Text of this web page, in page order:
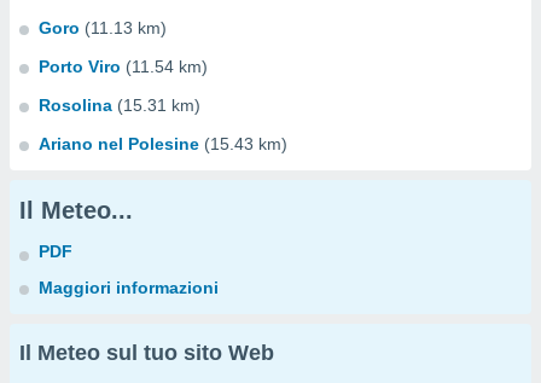
Goro (11.13 km)
Porto Viro (11.54 km)
Rosolina (15.31 km)
Ariano nel Polesine (15.43 km)
Il Meteo...
PDF
Maggiori informazioni
Il Meteo sul tuo sito Web